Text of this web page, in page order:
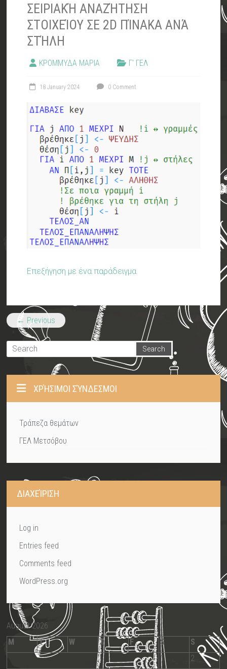
ΣΕΙΡΙΑΚΉ ΑΝΑΖΉΤΗΣΗ
ΣΤΟΙΧΕΊΟΥ ΣΕ 2D ΠΊΝΑΚΑ ΑΝΆ
ΣΤΉΛΗ
ΚΡΟΜΜΥΔΑ ΜΑΡΙΑ Γ' ΓΕΛ
18 January 2024 0 Comment
Επεξήγηση με ένα παράδειγμα
← Previous
ΧΡΉΣΙΜΟΙ ΣΎΝΔΕΣΜΟΙ
Τράπεζα θεμάτων
ΓΕΛ Μετσόβου
ΔΙΑΧΕΊΡΙΣΗ
Log in
Entries feed
Comments feed
WordPress.org
August 2026
M
T W T F S
S
1
2